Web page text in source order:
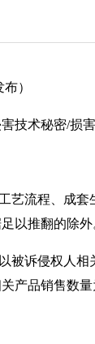
）
技术秘密/损
流程、成套
以推翻的除外
诉侵权人相
产品销售数量